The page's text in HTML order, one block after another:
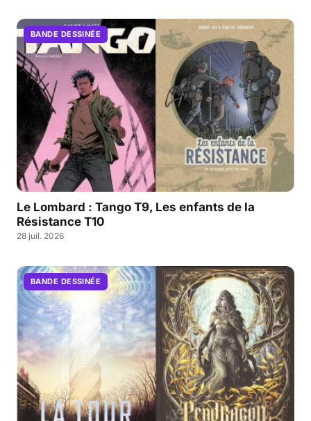
BANDE DESSINÉE
Le Lombard : Tango T9, Les enfants de la
Résistance T10
28 juil. 2026
BANDE DESSINÉE